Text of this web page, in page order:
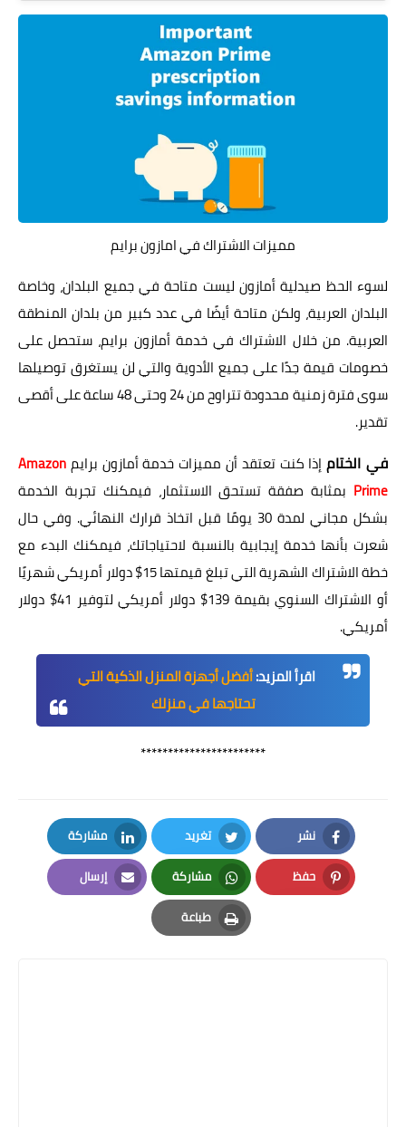
مميزات الاشتراك في امازون برايم
لسوء الحظ صيدلية أمازون ليست متاحة في جميع البلدان، وخاصة
البلدان العربية، ولكن متاحة أيضًا في عدد كبير من بلدان المنطقة
العربية. من خلال الاشتراك في خدمة أمازون برايم، ستحصل على
خصومات قيمة جدًا على جميع الأدوية والتي لن يستغرق توصيلها
سوى فترة زمنية محدودة تتراوح من 24 وحتى 48 ساعة على أقصى
تقدير.
في الختامإذا كنت تعتقد أن مميزات خدمة أمازون برايمAmazon
Prime بمثابة صفقة تستحق الاستثمار، فيمكنك تجربة الخدمة
بشكل مجاني لمدة 30 يومًا قبل اتخاذ قرارك النهائي. وفي حال
شعرت بأنها خدمة إيجابية بالنسبة لاحتياجاتك، فيمكنك البدء مع
خطة الاشتراك الشهرية التي تبلغ قيمتها 15$ دولار أمريكي شهريًا
أو الاشتراك السنوي بقيمة 139$ دولار أمريكي لتوفير 41$ دولار
أمريكي.
اقرأ المزيد:أفضل أجهزة المنزل الذكية التي
تحتاجها في منزلك
***********************
نشر
Facebook
تغريد
Twitter
مشاركة
LinkedIn
حفظ
Pinterest
مشاركة
Whatsapp
إرسال
Email
طباعة
Print